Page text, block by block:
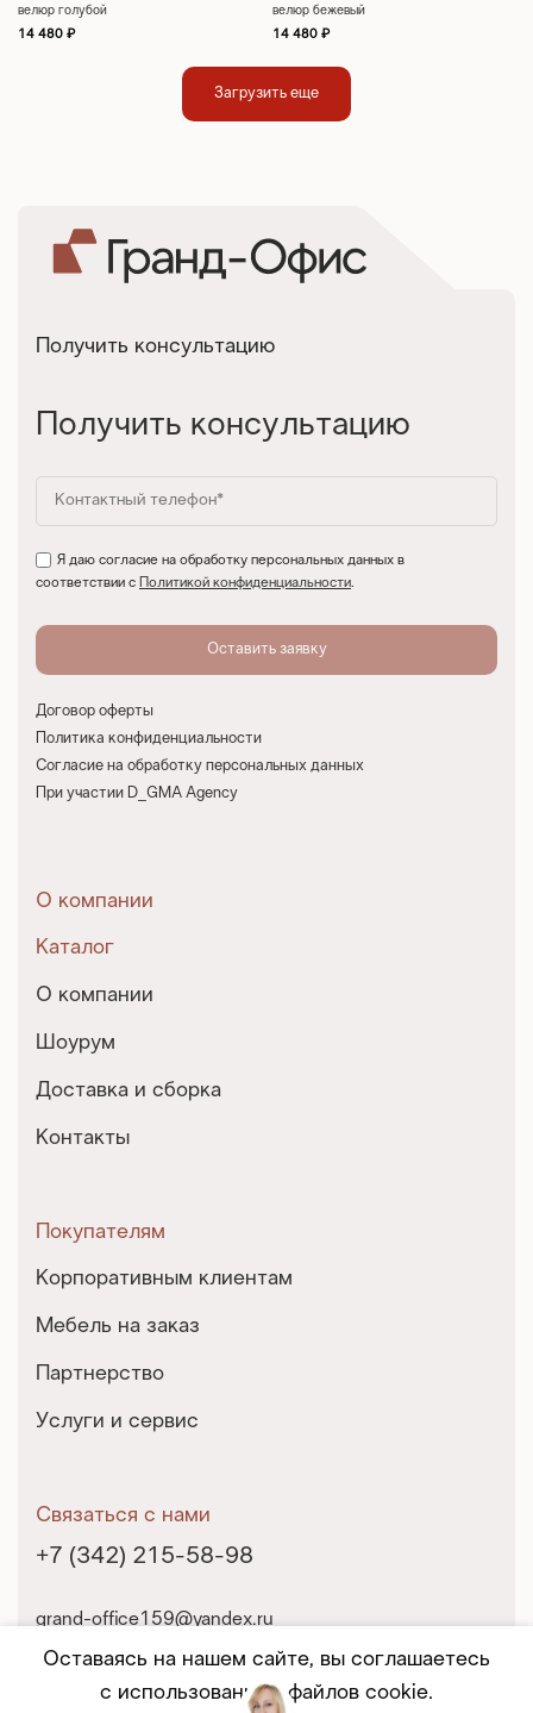
велюр голубой
14 480 ₽
велюр бежевый
14 480 ₽
Загрузить еще
Получить консультацию
Получить консультацию
Я даю согласие на обработку персональных данных в
соответствии с
Политикой конфиденциальности.
Договор оферты
Политика конфиденциальности
Согласие на обработку персональных данных
При участии D_GMA Agency
О компании
Каталог
О компании
Шоурум
Доставка и сборка
Контакты
Покупателям
Корпоративным клиентам
Мебель на заказ
Партнерство
Услуги и сервис
Связаться с нами
+7 (342) 215-58-98
grand-office159@yandex.ru
г. Пермь, ул. Екатерининская, 10
Оставаясь на нашем сайте, вы соглашаетесь
с использованием файлов cookie.